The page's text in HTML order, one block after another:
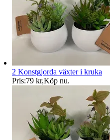
2 Konstgjorda växter i kruka
Pris:79 kr,Köp nu.